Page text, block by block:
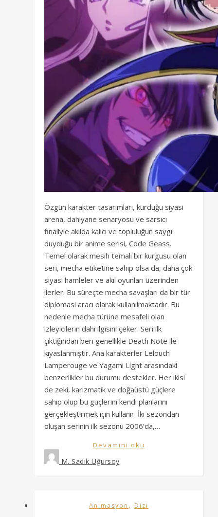
Özgün karakter tasarımları, kurduğu siyasi
arena, dahiyane senaryosu ve sarsıcı
finaliyle akılda kalıcı ve topluluğun saygı
duyduğu bir anime serisi, Code Geass.
Temel olarak mesih temalı bir kurgusu olan
seri, mecha etiketine sahip olsa da, daha çok
siyasi hamleler ve akıl oyunları üzerinden
ilerler. Bu süreçte mecha savaşları da bir tür
diplomasi aracı olarak kullanılmaktadır. Bu
nedenle mecha türüne mesafeli olan
izleyicilerin dahi ilgisini çeker. Seri ilk
çıktığından beri genellikle Death Note ile
kıyaslanmıştır. Ana karakterler Lelouch
Lamperouge ve Yagami Light arasındaki
benzerlikler bu durumu destekler. Her ikisi
de zeki, karizmatik ve doğaüstü güçlere
sahip olup bu güçlerini kendi planlarını
gerçekleştirmek için kullanır. İki sezondan
oluşan serinin ilk sezonu 2006’da,…
Devamını oku
M. Sadık Uğursoy
Animasyon , Dizi